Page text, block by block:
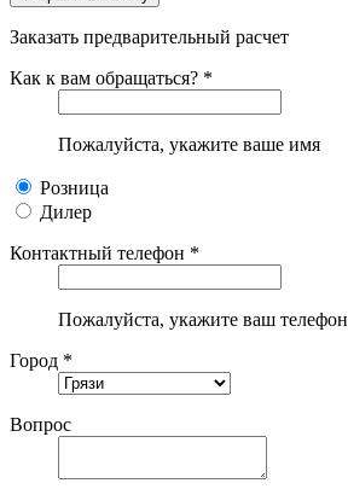
Заказать предварительный расчет
Как к вам обращаться? *
Пожалуйста, укажите ваше имя
Розница
Дилер
Контактный телефон *
Пожалуйста, укажите ваш телефон
Город *
Вопрос